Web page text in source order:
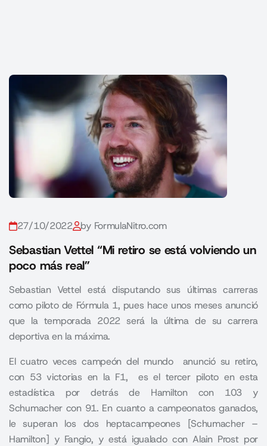
27/10/2022 by FormulaNitro.com
Sebastian Vettel “Mi retiro se está volviendo un
poco más real”
Sebastian Vettel está disputando sus últimas carreras
como piloto de Fórmula 1, pues hace unos meses anunció
que la temporada 2022 será la última de su carrera
deportiva en la máxima.
El cuatro veces campeón del mundo anunció su retiro,
con 53 victorias en la F1, es el tercer piloto en esta
estadística por detrás de Hamilton con 103 y
Schumacher con 91. En cuanto a campeonatos ganados,
le superan los dos heptacampeones [Schumacher –
Hamilton] y Fangio, y está igualado con Alain Prost por